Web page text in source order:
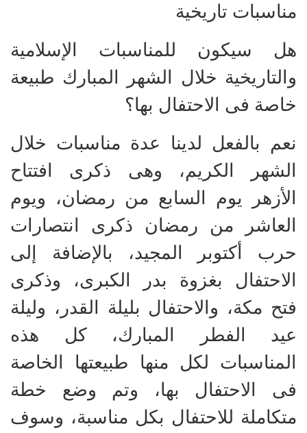
مناسبات تاريخية
هل سيكون للمناسبات الإسلامية
والتاريخية خلال الشهر المبارك طبيعة
خاصة فى الاحتفال بها؟
نعم بالفعل لدينا عدة مناسبات خلال
الشهر الكريم، وهى ذكرى افتتاح
الأزهر يوم السابع من رمضان، ويوم
العاشر من رمضان ذكرى انتصارات
حرب أكتوبر المجيد، بالإضافة إلى
الاحتفال بغزوة بدر الكبرى، وذكرى
فتح مكة، والاحتفال بليلة القدر، وليلة
عيد الفطر المبارك، كل هذه
المناسبات لكل منها طبيعتها الخاصة
فى الاحتفال بها، وتم وضع خطة
متكاملة للاحتفال بكل مناسبة، وسوف